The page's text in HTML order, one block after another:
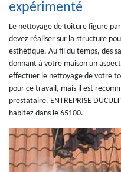
expérimenté
Le nettoyage de toiture figure
devez réaliser sur la structure
esthétique. Au fil du temps, des
donnant à votre maison un
effectuer le nettoyage de votre
pour ce travail, mais il est
prestataire. ENTREPRISE
habitez dans le 65100.